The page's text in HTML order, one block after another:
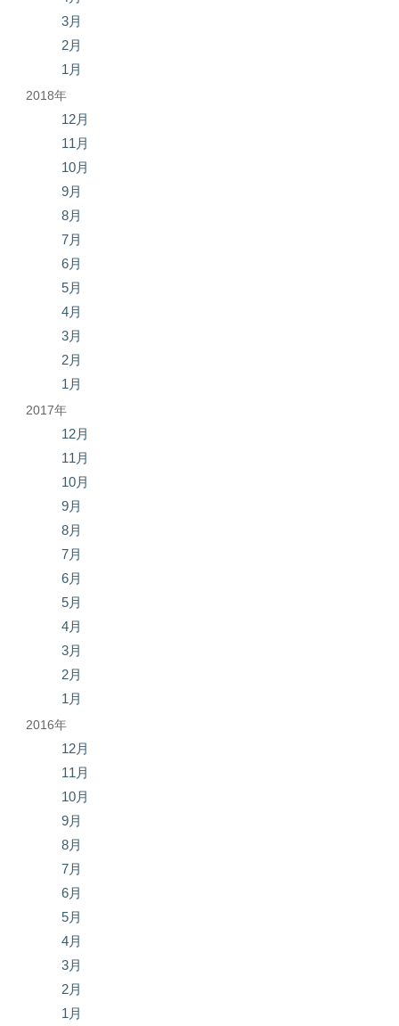
3月
2月
1月
2018年
12月
11月
10月
9月
8月
7月
6月
5月
4月
3月
2月
1月
2017年
12月
11月
10月
9月
8月
7月
6月
5月
4月
3月
2月
1月
2016年
12月
11月
10月
9月
8月
7月
6月
5月
4月
3月
2月
1月